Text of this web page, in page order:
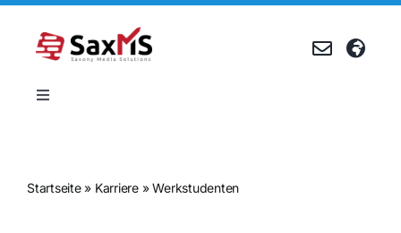
springen
Toggle
Startseite» Karriere»Werkstudenten